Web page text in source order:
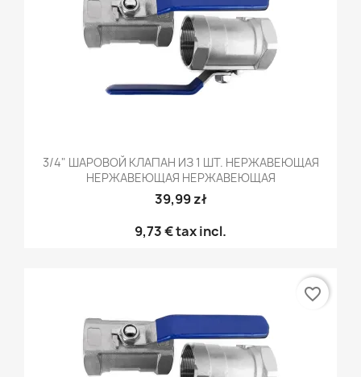
3/4" ШАРОВОЙ КЛАПАН ИЗ 1 ШТ. НЕРЖАВЕЮЩАЯ
НЕРЖАВЕЮЩАЯ НЕРЖАВЕЮЩАЯ
39,99 zł
9,73 €tax incl.
favorite_border